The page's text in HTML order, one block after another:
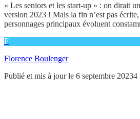
« Les seniors et les start-up » : on dirait
version 2023 ! Mais la fin n’est pas écrite,
personnages principaux évoluent
F
Florence Boulenger
Publié et mis à jour le 6 septembre 20234